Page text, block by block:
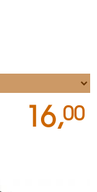
16,00